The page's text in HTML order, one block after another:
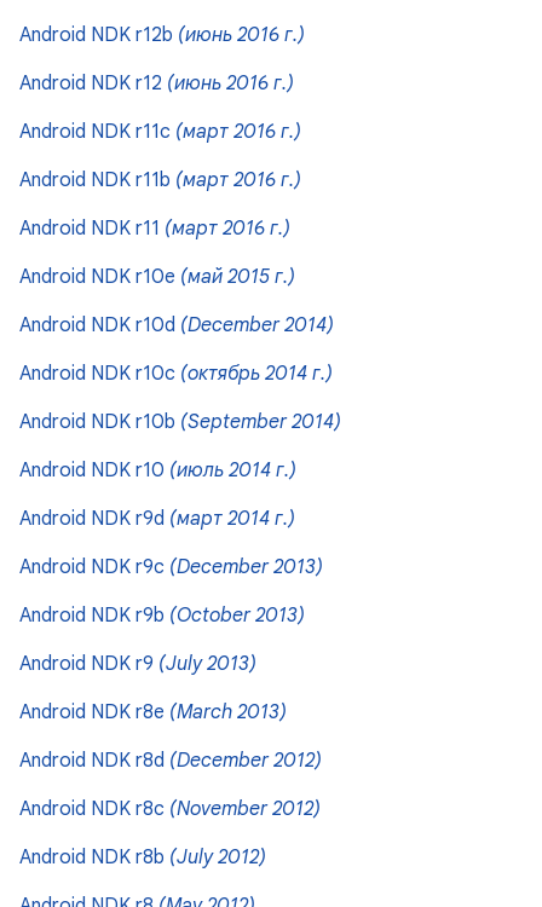
Android NDK r12b (июнь 2016 г.)
Android NDK r12 (июнь 2016 г.)
Android NDK r11c (март 2016 г.)
Android NDK r11b (март 2016 г.)
Android NDK r11 (март 2016 г.)
Android NDK r10e (май 2015 г.)
Android NDK r10d (December 2014)
Android NDK r10c (октябрь 2014 г.)
Android NDK r10b (September 2014)
Android NDK r10 (июль 2014 г.)
Android NDK r9d (март 2014 г.)
Android NDK r9c (December 2013)
Android NDK r9b (October 2013)
Android NDK r9 (July 2013)
Android NDK r8e (March 2013)
Android NDK r8d (December 2012)
Android NDK r8c (November 2012)
Android NDK r8b (July 2012)